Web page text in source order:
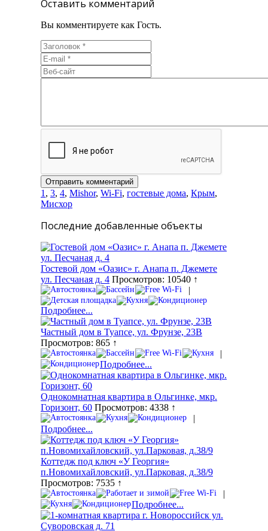
Оставить комментарий
Вы комментируете как Гость.
1 , 3, 4, Mishor, Wi-Fi, гостевые дома, Крым,
Мисхор
Последние добавленные объекты
Гостевой дом «Оазис» г. Анапа п. Джемете
ул. Песчаная д. 4 Просмотров: 10540 ↑
|
Подробнее...
Частный дом в Туапсе, ул. Фрунзе, 23В
Просмотров: 865 ↑
|
Подробнее...
Однокомнатная квартира в Ольгинке, мкр.
Горизонт, 60 Просмотров: 4338 ↑
|
Подробнее...
Коттедж под ключ «У Георгия»
п.Новомихайловский, ул.Парковая, д.38/9
Просмотров: 7535 ↑
|
Подробнее...